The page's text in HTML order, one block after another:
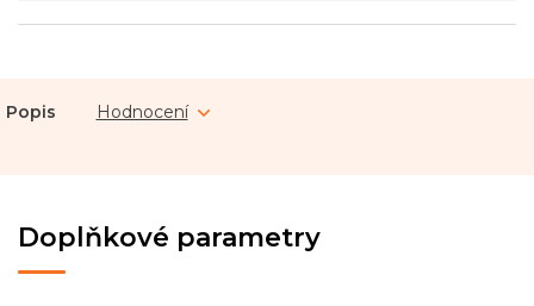
Popis Hodnocení
Doplňkové parametry